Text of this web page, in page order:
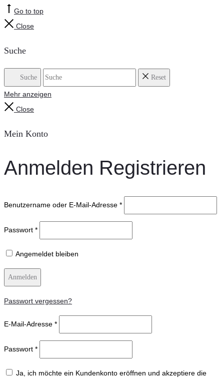
Go to top
Close
Suche
Suche Reset
Mehr anzeigen
Close
Mein Konto
Anmelden Registrieren
Benutzername oder E-Mail-Adresse *
Passwort *
Angemeldet bleiben
Anmelden
Passwort vergessen?
E-Mail-Adresse *
Passwort *
Ja, ich möchte ein Kundenkonto eröffnen und akzeptiere die